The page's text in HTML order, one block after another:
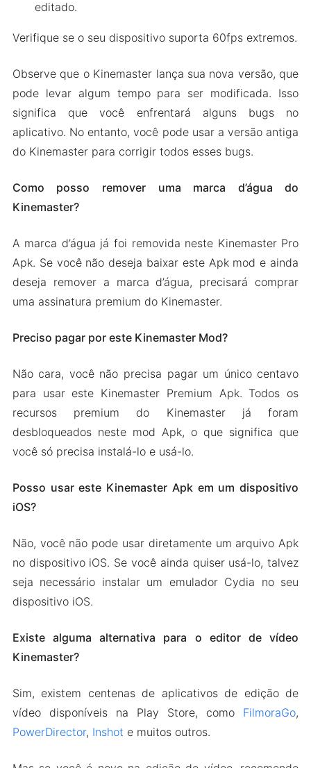
editado.
Verifique se o seu dispositivo suporta 60fps extremos.
Observe que o Kinemaster lança sua nova versão, que
pode levar algum tempo para ser modificada. Isso
significa que você enfrentará alguns bugs no
aplicativo. No entanto, você pode usar a versão antiga
do Kinemaster para corrigir todos esses bugs.
Como posso remover uma marca d’água do
Kinemaster?
A marca d’água já foi removida neste Kinemaster Pro
Apk. Se você não deseja baixar este Apk mod e ainda
deseja remover a marca d’água, precisará comprar
uma assinatura premium do Kinemaster.
Preciso pagar por este Kinemaster Mod?
Não cara, você não precisa pagar um único centavo
para usar este Kinemaster Premium Apk. Todos os
recursos premium do Kinemaster já foram
desbloqueados neste mod Apk, o que significa que
você só precisa instalá-lo e usá-lo.
Posso usar este Kinemaster Apk em um dispositivo
iOS?
Não, você não pode usar diretamente um arquivo Apk
no dispositivo iOS. Se você ainda quiser usá-lo, talvez
seja necessário instalar um emulador Cydia no seu
dispositivo iOS.
Existe alguma alternativa para o editor de vídeo
Kinemaster?
Sim, existem centenas de aplicativos de edição de
vídeo disponíveis na Play Store, como FilmoraGo,
PowerDirector, Inshot e muitos outros.